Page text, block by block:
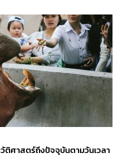
ะวัติศาสตร์ถึงปัจจุบันตามวันเวลา